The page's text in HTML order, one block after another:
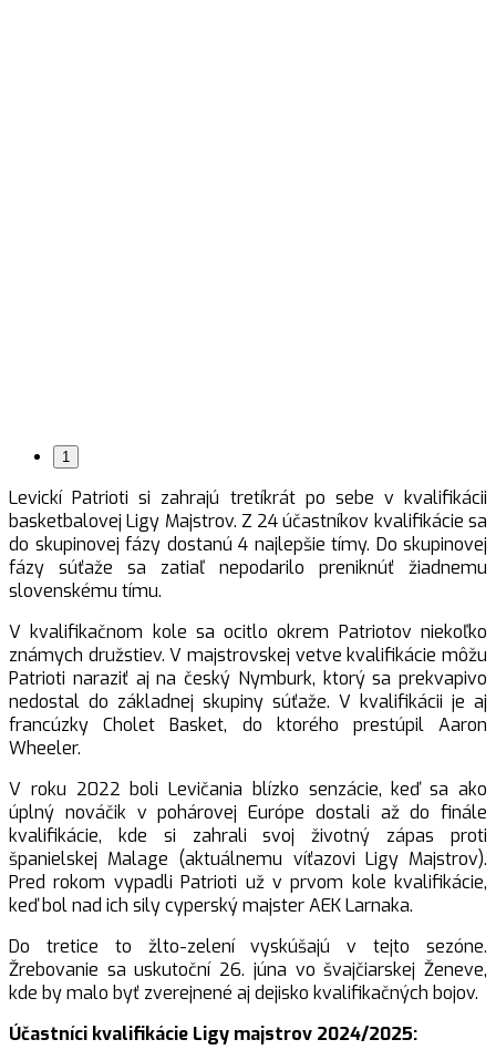
1
Levickí Patrioti si zahrajú tretíkrát po sebe v kvalifikácii
basketbalovej Ligy Majstrov. Z 24 účastníkov kvalifikácie sa
do skupinovej fázy dostanú 4 najlepšie tímy. Do skupinovej
fázy súťaže sa zatiaľ nepodarilo preniknúť žiadnemu
slovenskému tímu.
V kvalifikačnom kole sa ocitlo okrem Patriotov niekoľko
známych družstiev. V majstrovskej vetve kvalifikácie môžu
Patrioti naraziť aj na český Nymburk, ktorý sa prekvapivo
nedostal do základnej skupiny súťaže. V kvalifikácii je aj
francúzky Cholet Basket, do ktorého prestúpil Aaron
Wheeler.
V roku 2022 boli Levičania blízko senzácie, keď sa ako
úplný nováčik v pohárovej Európe dostali až do finále
kvalifikácie, kde si zahrali svoj životný zápas proti
španielskej Malage (aktuálnemu víťazovi Ligy Majstrov).
Pred rokom vypadli Patrioti už v prvom kole kvalifikácie,
keď bol nad ich sily cyperský majster AEK Larnaka.
Do tretice to žlto-zelení vyskúšajú v tejto sezóne.
Žrebovanie sa uskutoční 26. júna vo švajčiarskej Ženeve,
kde by malo byť zverejnené aj dejisko kvalifikačných bojov.
Účastníci kvalifikácie Ligy majstrov 2024/2025: